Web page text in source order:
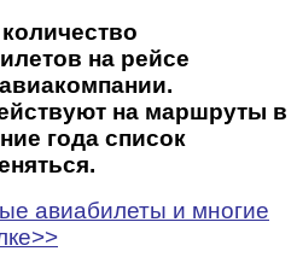
на рейсе
на маршруты в
года список
авиабилеты и многие